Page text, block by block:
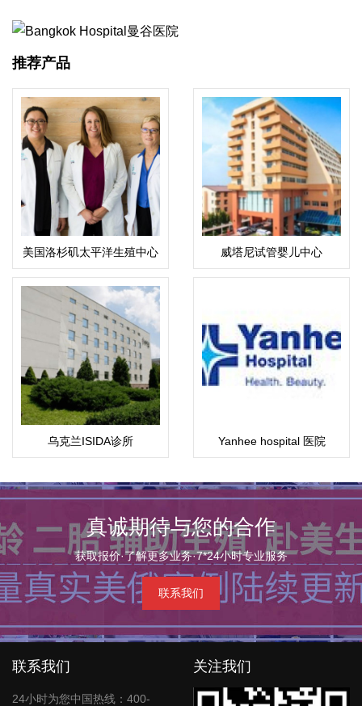
推荐产品
美国洛杉矶太平洋生殖中心
（PFC）
威塔尼试管婴儿中心
(Vejthani)
乌克兰ISIDA诊所 Yanhee hospital 医院
真诚期待与您的合作
获取报价·了解更多业务·7*24小时专业服务
联系我们
联系我们
24小时为您中国热线：400-
关注我们